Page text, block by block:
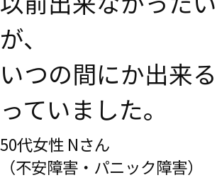
が、
いつの間にか出来
っていました。
50代女性 Nさん
（不安障害・パニック障害）